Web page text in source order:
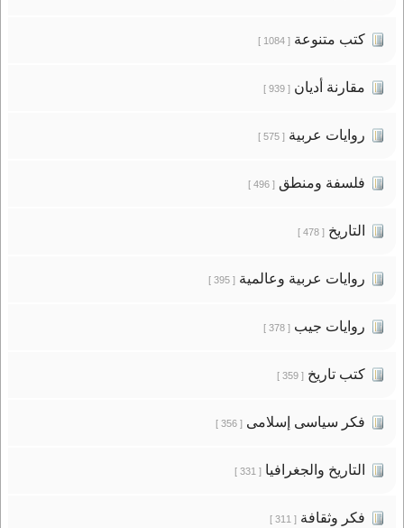
كتب متنوعة[ 1084 ]
مقارنة أديان[ 939 ]
روايات عربية[ 575 ]
فلسفة ومنطق[ 496 ]
التاريخ[ 478 ]
روايات عربية وعالمية[ 395 ]
روايات جيب[ 378 ]
كتب تاريخ[ 359 ]
فكر سياسى إسلامى[ 356 ]
التاريخ والجغرافيا[ 331 ]
فكر وثقافة[ 311 ]